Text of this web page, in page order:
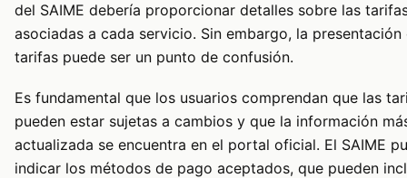
del SAIME debería proporcionar detalles sobre las
asociadas a cada servicio. Sin embargo, la presentación
tarifas puede ser un punto de confusión.
Es fundamental que los usuarios comprendan que las
pueden estar sujetas a cambios y que la información
actualizada se encuentra en el portal oficial. El SAIME
indicar los métodos de pago aceptados, que pueden